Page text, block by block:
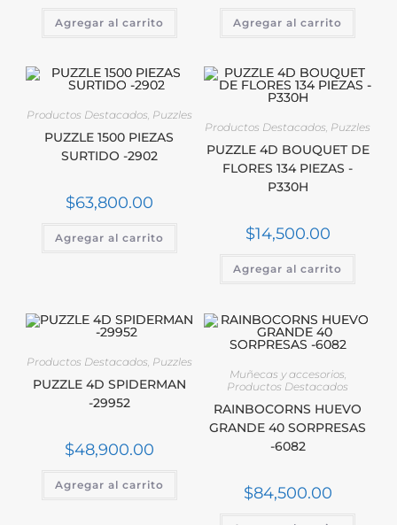
Agregar al carrito Agregar al carrito
Productos Destacados, Puzzles
PUZZLE 1500 PIEZAS
SURTIDO -2902
$63,800.00
Agregar al carrito
Productos Destacados, Puzzles
PUZZLE 4D BOUQUET DE
FLORES 134 PIEZAS -
P330H
$14,500.00
Agregar al carrito
Productos Destacados Puzzles
PUZZLE 4D SPIDERMAN
-29952
$48,900.00
Agregar al carrito
Muñecas y accesorios
Productos Destacados
RAINBOCORNS HUEVO
GRANDE 40 SORPRESAS
-6082
$84,500.00